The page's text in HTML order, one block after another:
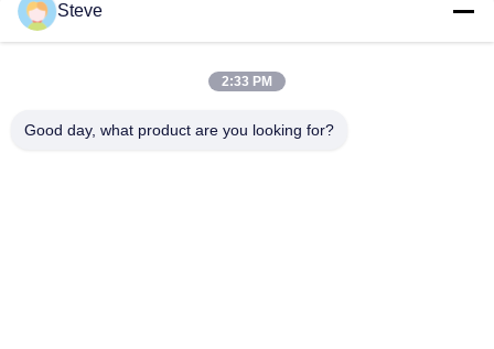
1U Rack DF-SF-CVR-LGX QSFP QSFP28 40 100G 80KM Adaptor
Konverter Serat Dual ke Serat Tunggal
Sakelar Optik Mekanis 1X2 Latching / Non-Latching Kerugian
Steve
2:33 PM
Good day, what product are you looking for?